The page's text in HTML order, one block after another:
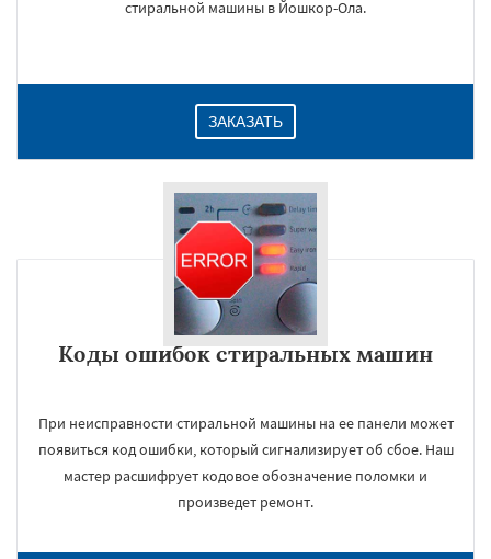
стиральной машины в Йошкор-Ола.
ЗАКАЗАТЬ
Коды ошибок стиральных машин
При неисправности стиральной машины на ее панели может
появиться код ошибки, который сигнализирует об сбое. Наш
мастер расшифрует кодовое обозначение поломки и
произведет ремонт.